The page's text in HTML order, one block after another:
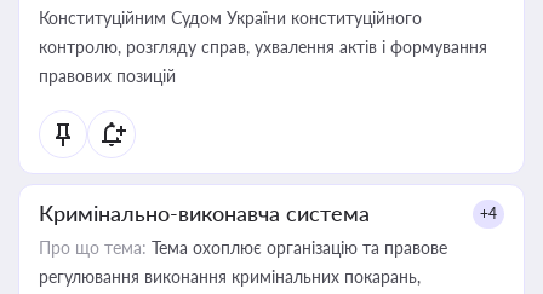
Конституційним Судом України конституційного
контролю, розгляду справ, ухвалення актів і формування
правових позицій
Кримінально-виконавча система +4
Про що тема: Тема охоплює організацію та правове
регулювання виконання кримінальних покарань,